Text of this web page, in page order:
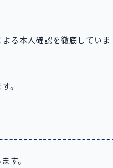
る本人確認を徹底していま
。
す。